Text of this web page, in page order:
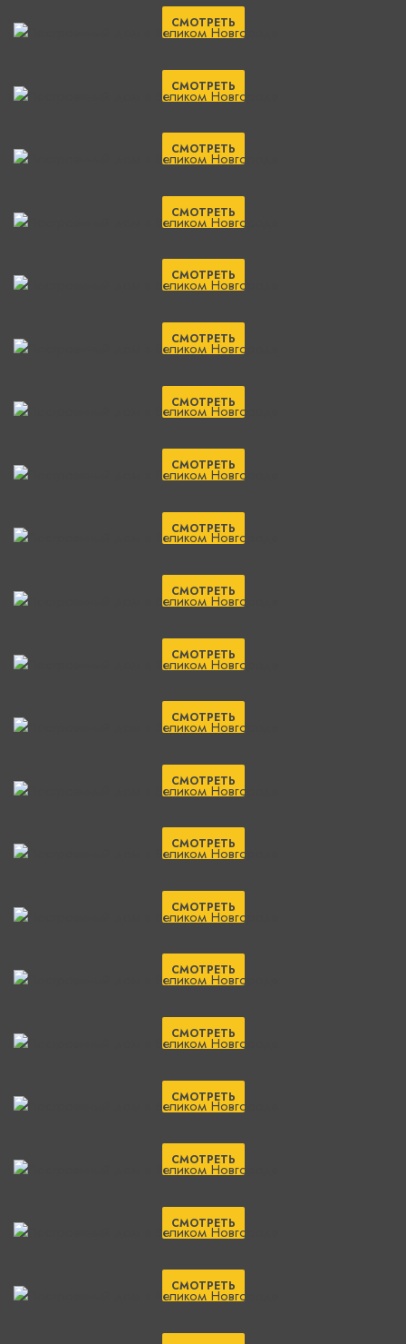
СМОТРЕТЬ
СМОТРЕТЬ
СМОТРЕТЬ
СМОТРЕТЬ
СМОТРЕТЬ
СМОТРЕТЬ
СМОТРЕТЬ
СМОТРЕТЬ
СМОТРЕТЬ
СМОТРЕТЬ
СМОТРЕТЬ
СМОТРЕТЬ
СМОТРЕТЬ
СМОТРЕТЬ
СМОТРЕТЬ
СМОТРЕТЬ
СМОТРЕТЬ
СМОТРЕТЬ
СМОТРЕТЬ
СМОТРЕТЬ
СМОТРЕТЬ